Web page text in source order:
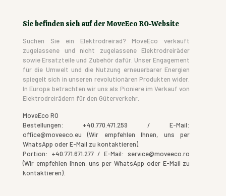
Sie befinden sich auf der MoveEco RO-Website
Suchen Sie ein Elektrodreirad? MoveEco verkauft
zugelassene und nicht zugelassene Elektrodreiräder
sowie Ersatzteile und Zubehör dafür. Unser Engagement
für die Umwelt und die Nutzung erneuerbarer Energien
spiegelt sich in unseren revolutionären Produkten wider.
In Europa betrachten wir uns als Pioniere im Verkauf von
Elektrodreirädern für den Güterverkehr.
MoveEco RO
Bestellungen: +40.770.471.259 / E-Mail:
office@moveeco.eu (Wir empfehlen Ihnen, uns per
WhatsApp oder E-Mail zu kontaktieren).
Portion: +40.771.671.277 / E-Mail: service@moveeco.ro
(Wir empfehlen Ihnen, uns per WhatsApp oder E-Mail zu
kontaktieren).